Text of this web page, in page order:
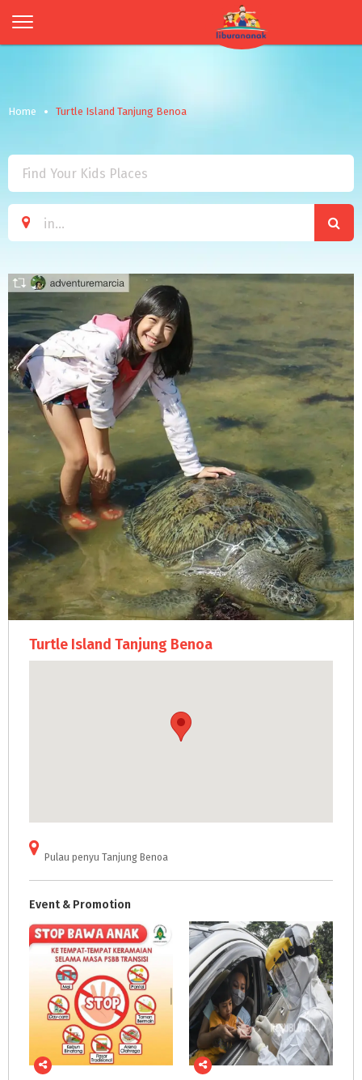
Home Turtle Island Tanjung Benoa
Turtle Island Tanjung Benoa
Pulau penyu Tanjung Benoa
Event & Promotion